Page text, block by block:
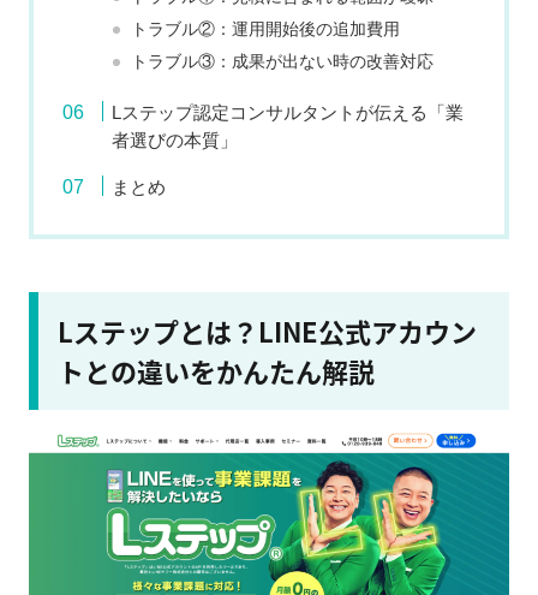
トラブル②：運用開始後の追加費用
トラブル③：成果が出ない時の改善対応
Lステップ認定コンサルタントが伝える「業
者選びの本質」
まとめ
Lステップとは？LINE公式アカウン
トとの違いをかんたん解説